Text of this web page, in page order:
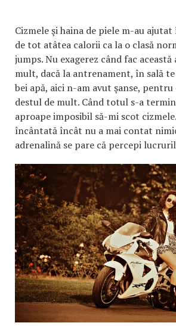
Cizmele şi haina de piele m-au
de tot atâtea calorii ca la o clasă
jumps. Nu exagerez când fac
mult, dacă la antrenament, în sală
bei apă, aici n-am avut şanse,
destul de mult. Când totul s-a
aproape imposibil să-mi scot
încântată încât nu a mai contat
adrenalină se pare că percepi